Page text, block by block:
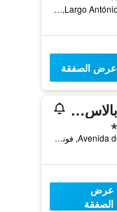
Largo António Nobre, nº 1, فونشال, جزر ماديرا, البرتغال
عرض الصفقة
سافوي بالاس - ذا ليدينج هوتلز أوف ذا وورلد - سافوي سيجنتشر
Avenida do Infante, 25, فونشال, جزر ماديرا, البرتغال
عرض
الصفقة